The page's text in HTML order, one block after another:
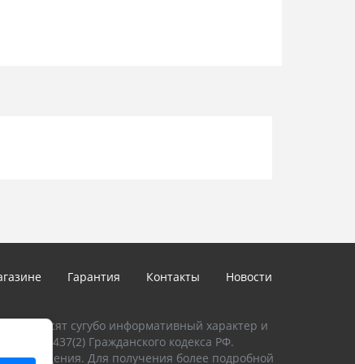
Гарантия Контакты Новости
носят сугубо информативный характер и
437(2) Гражданского кодекса РФ.
Для получения более подробной